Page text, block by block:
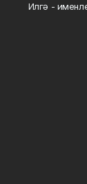
Илгә -